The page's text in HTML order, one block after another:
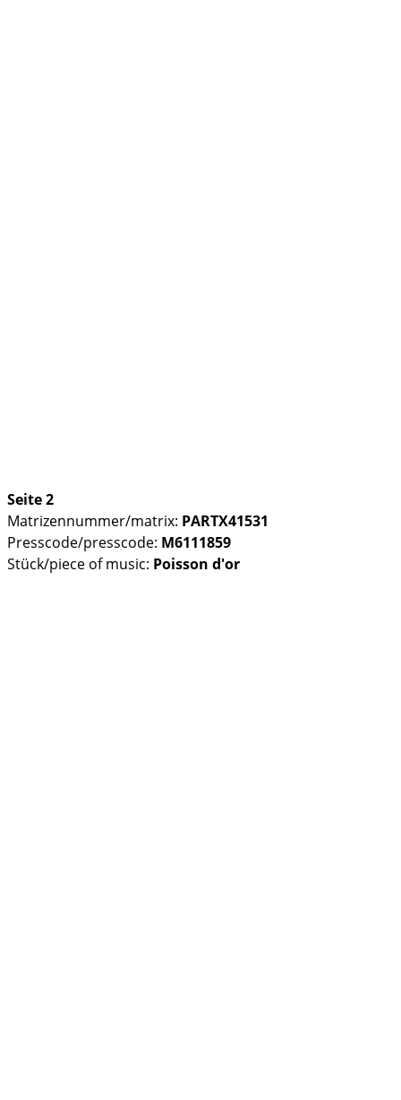
Seite 2
Matrizennummer/matrix: PARTX41531
Presscode/presscode: M6111859
Stück/piece of music: Poisson d'or